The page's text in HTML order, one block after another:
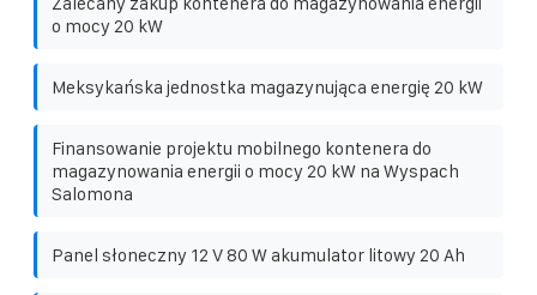
o mocy 20 kW
Meksykańska jednostka magazynująca energię 20 kW
Finansowanie projektu mobilnego kontenera do
magazynowania energii o mocy 20 kW na Wyspach
Salomona
Panel słoneczny 12 V 80 W akumulator litowy 20 Ah